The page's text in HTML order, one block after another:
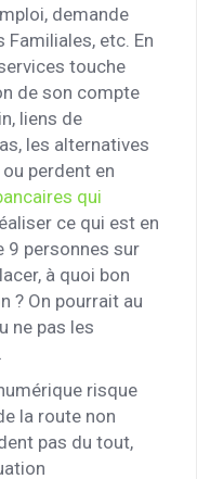
demande
Familiales, etc. En
touche
de son compte
liens de
les alternatives
perdent en
qui
ce qui est en
9 personnes sur
à quoi bon
? On pourrait au
ne pas les
risque
la route non
pas du tout,